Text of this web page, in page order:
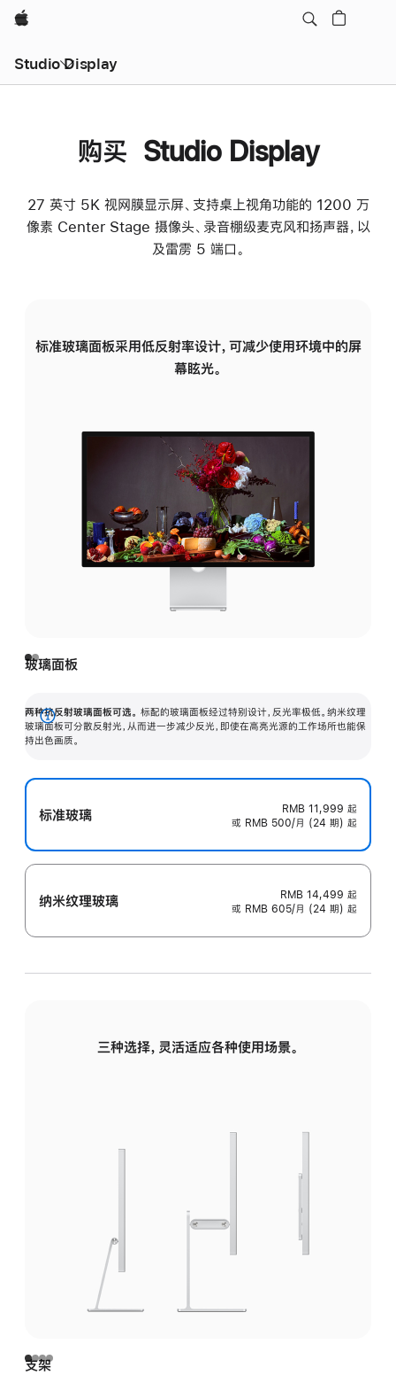
Apple
Studio Display
购买 Studio Display
27 英寸 5K 视网膜显示屏、支持桌上视角功能的 1200 万
像素 Center Stage 摄像头、录音棚级麦克风和扬声器，以
及雷雳 5 端口。
标准玻璃面板采用低反射率设计，可减少使用环境中的屏
幕眩光。
玻璃面板
两种抗反射玻璃面板可选。 标配的玻璃面板经过特别设计，反光率极低。纳米纹理
玻璃面板可分散反射光，从而进一步减少反光，即使在高亮光源的工作场所也能保
持出色画质。
展
开
标准玻璃 RMB 11,999 起
或 RMB 500/月 (24 期) 起
纳米纹理玻璃 RMB 14,499 起
或 RMB 605/月 (24 期) 起
三种选择，灵活适应各种使用场景。
支架